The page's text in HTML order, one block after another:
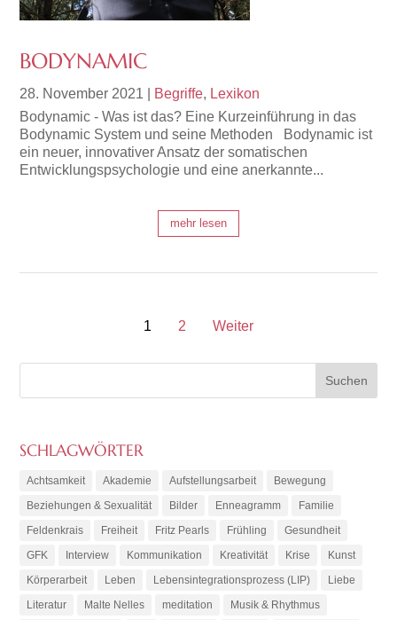
BODYNAMIC
28. November 2021 Begriffe, Lexikon
Bodynamic - Was ist das? Eine Kurzeinführung in das
Bodynamic System und seine Methoden Bodynamic ist
ein neuer, innovativer Ansatz der somatischen
Entwicklungspsychologie und eine anerkannte...
mehr lesen
1 2 Weiter
SCHLAGWÖRTER
Achtsamkeit Akademie Aufstellungsarbeit
Bewegung
Beziehungen & Sexualität
Bilder Enneagramm
Familie
Feldenkrais
Freiheit Fritz Pearls Frühling
Gesundheit
GFK
Interview Kommunikation Kreativität Krise
Kunst
Körperarbeit
Leben Lebensintegrationsprozess (LIP)
Liebe
Literatur
Malte Nelles meditation Musik & Rhythmus